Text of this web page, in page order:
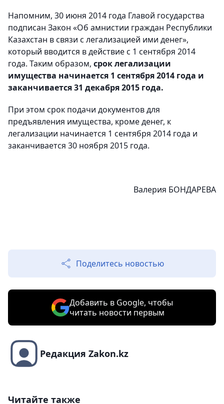
Напомним, 30 июня 2014 года Главой государства
подписан Закон «Об амнистии граждан Республики
Казахстан в связи с легализацией ими денег»,
который вводится в действие с 1 сентября 2014
года. Таким образом, срок легализации
имущества начинается 1 сентября 2014 года и
заканчивается 31 декабря 2015 года.
При этом срок подачи документов для
предъявления имущества, кроме денег, к
легализации начинается 1 сентября 2014 года и
заканчивается 30 ноября 2015 года.
Валерия БОНДАРЕВА
Поделитесь новостью
Добавить в Google, чтобы
читать новости первым
Редакция Zakon.kz
Читайте также